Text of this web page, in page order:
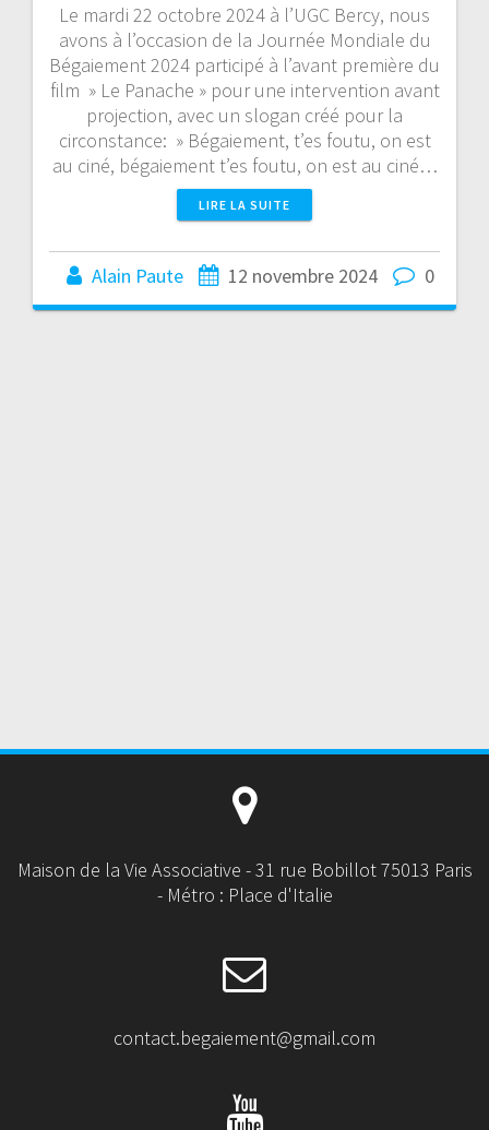
Le mardi 22 octobre 2024 à l’UGC Bercy, nous
avons à l’occasion de la Journée Mondiale du
Bégaiement 2024 participé à l’avant première du
film » Le Panache » pour une intervention avant
projection, avec un slogan créé pour la
circonstance: » Bégaiement, t’es foutu, on est
au ciné, bégaiement t’es foutu, on est au ciné…
LIRE LA SUITE
Alain Paute 12 novembre 2024 0
Maison de la Vie Associative - 31 rue Bobillot 75013 Paris
- Métro : Place d'Italie
contact.begaiement@gmail.com